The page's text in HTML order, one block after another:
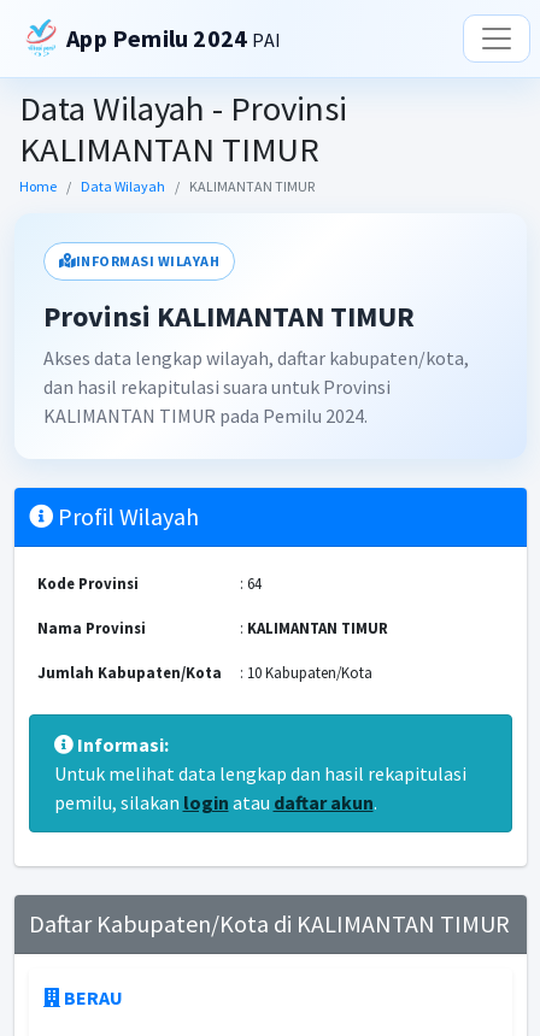
App Pemilu 2024 PAI
Data Wilayah - Provinsi
KALIMANTAN TIMUR
Home Data Wilayah KALIMANTAN TIMUR
INFORMASI WILAYAH
Provinsi KALIMANTAN TIMUR
Akses data lengkap wilayah, daftar kabupaten/kota,
dan hasil rekapitulasi suara untuk Provinsi
KALIMANTAN TIMUR pada Pemilu 2024.
Profil Wilayah
Kode Provinsi : 64
Nama Provinsi : KALIMANTAN TIMUR
Jumlah Kabupaten/Kota : 10 Kabupaten/Kota
Informasi:
Untuk melihat data lengkap dan hasil rekapitulasi
pemilu, silakan login atau daftar akun.
Daftar Kabupaten/Kota di KALIMANTAN TIMUR
BERAU